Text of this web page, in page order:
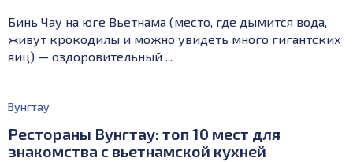
Бинь Чау на юге Вьетнама (место, где дымится вода,
живут крокодилы и можно увидеть много гигантских
яиц) — оздоровительный ...
Вунгтау
Рестораны Вунгтау: топ 10 мест для
знакомства с вьетнамской кухней